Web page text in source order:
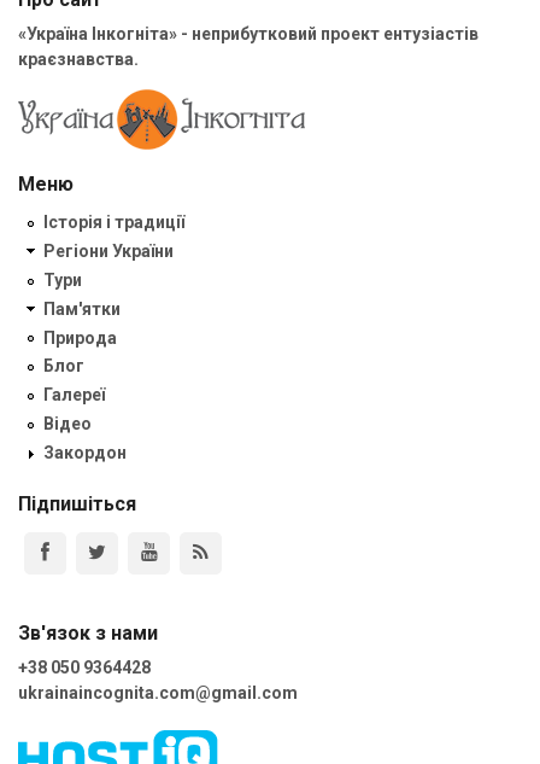
«Україна Інкогніта» - неприбутковий проект ентузіастів
краєзнавства.
Меню
Історія і традиції
Регіони України
Тури
Пам'ятки
Природа
Блог
Галереї
Відео
Закордон
Підпишіться
Зв'язок з нами
+38 050 9364428
ukrainaincognita.com@gmail.com